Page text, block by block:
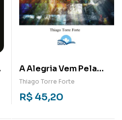
A Alegria Vem Pela
Manhã
Thiago Torre Forte
R$ 45,20